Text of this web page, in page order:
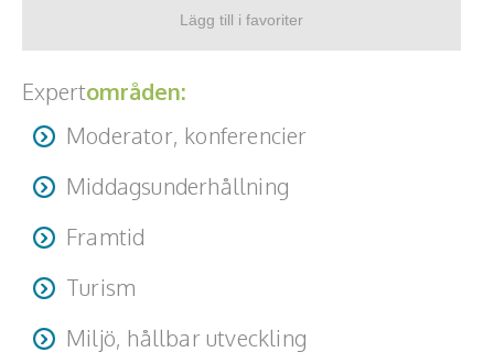
Expertområden:
Moderator, konferencier
Middagsunderhållning
Framtid
Turism
Miljö, hållbar utveckling